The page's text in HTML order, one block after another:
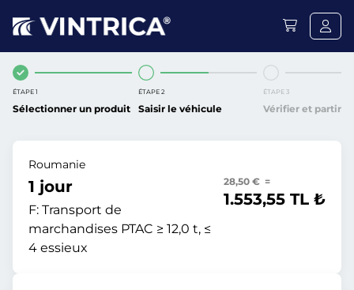
ÉTAPE 1
Sélectionner un produit
ÉTAPE 2
Saisir le véhicule
ÉTAPE 3
Vérifier et partir
Roumanie
1 jour
F: Transport de
marchandises PTAC ≥ 12,0 t, ≤
4 essieux
28,50 € =
1.553,55 TL ₺